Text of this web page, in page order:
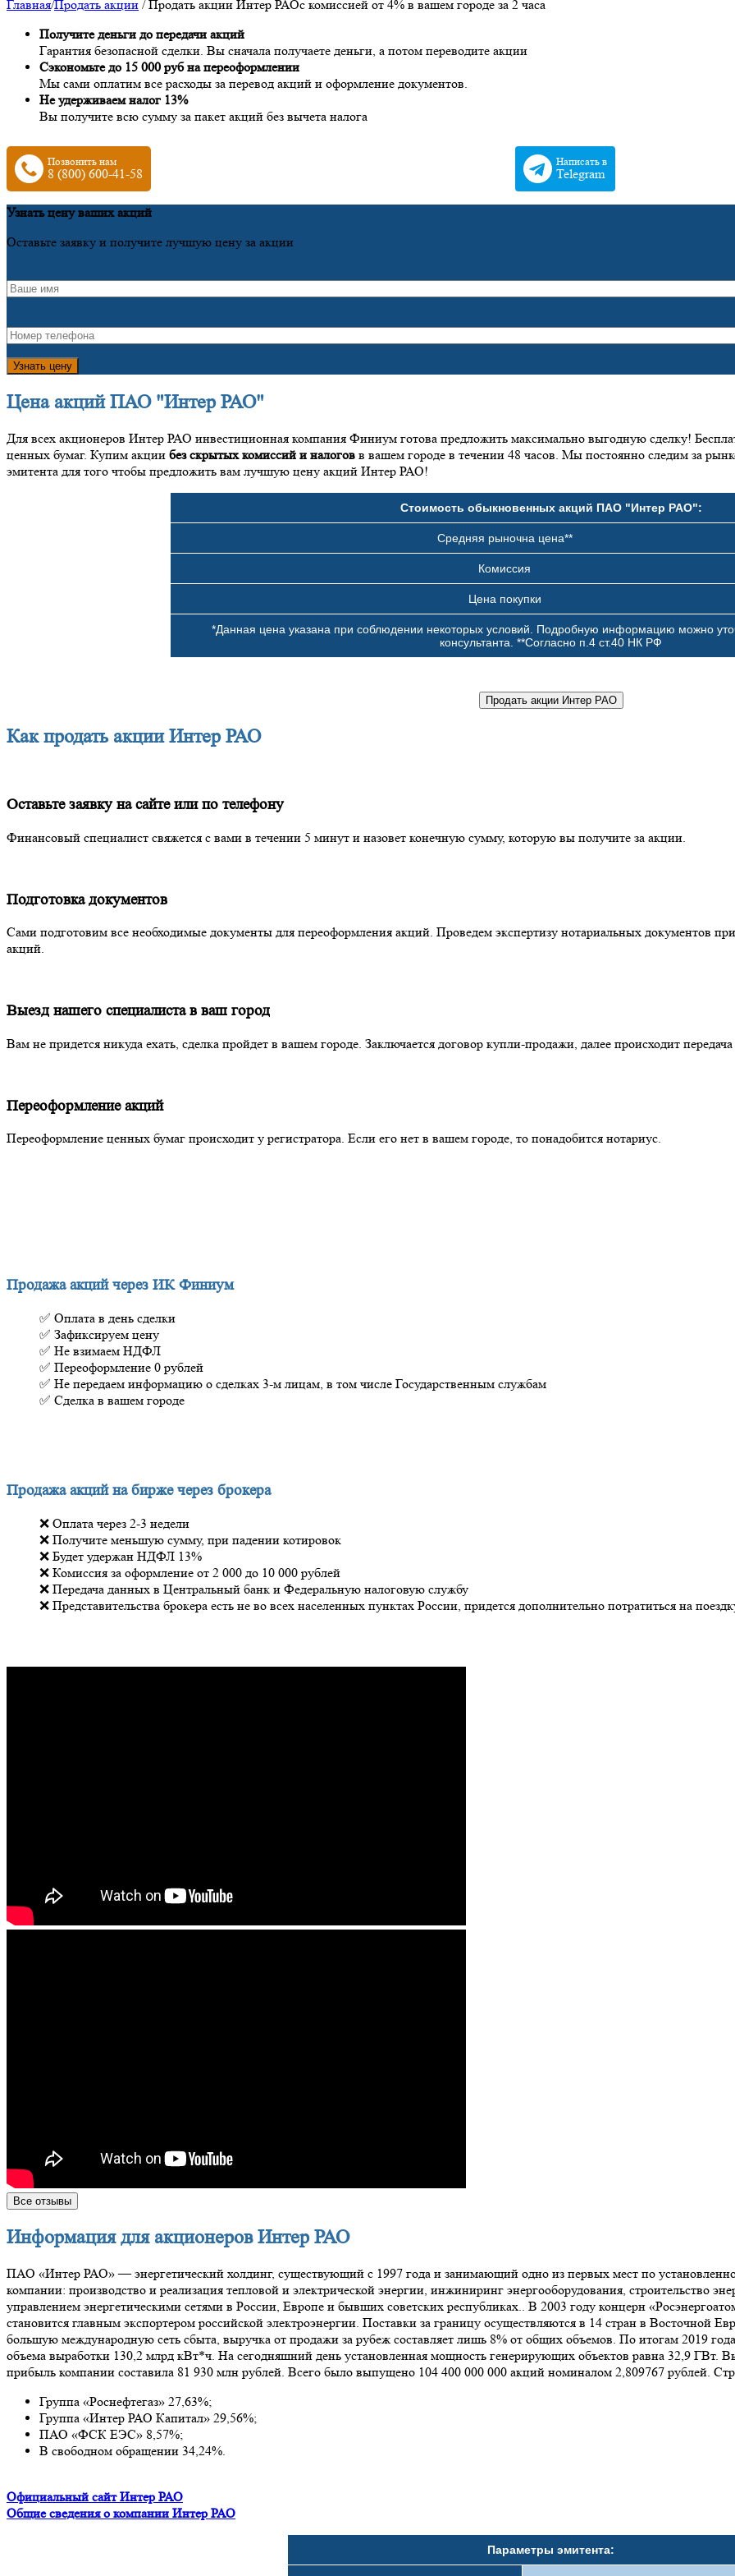
с комиссией от 4% в вашем городе за 2 часа
Главная/Продать акции / Продать акции Интер РАО
Получите деньги до передачи акций
Гарантия безопасной сделки. Вы сначала получаете деньги, а потом переводите акции
Сэкономьте до 15 000 руб на переоформлении
Мы сами оплатим все расходы за перевод акций и оформление документов.
Не удерживаем налог 13%
Вы получите всю сумму за пакет акций без вычета налога
Позвонить нам
8 (800) 600-41-58
Написать в
Telegram
Узнать цену ваших акций
Оставьте заявку и получите лучшую цену за акции
Цена акций ПАО "Интер РАО"
Для всех акционеров Интер РАО инвестиционная компания Финиум готова предложить максимально выгодную сделку!
ценных бумаг. Купим акции без скрытых комиссий и налогов в вашем городе в течении 48 часов. Мы постоянно следим за
эмитента для того чтобы предложить вам лучшую цену акций Интер РАО!
Стоимость обыкновенных акций ПАО "Интер РАО":
Средняя рыночна цена**
Комиссия
Цена покупки
*Данная цена указана при соблюдении некоторых условий. Подробную информацию можно
консультанта. **Согласно п.4 ст.40 НК РФ
Продать акции Интер РАО
Как продать акции Интер РАО
Оставьте заявку на сайте или по телефону
Финансовый специалист свяжется с вами в течении 5 минут и назовет конечную сумму, которую вы получите за акции.
Подготовка документов
Сами подготовим все необходимые документы для переоформления акций. Проведем экспертизу нотариальных документов
акций.
Выезд нашего специалиста в ваш город
Вам не придется никуда ехать, сделка пройдет в вашем городе. Заключается договор купли-продажи, далее происходит
Переоформление акций
Переоформление ценных бумаг происходит у регистратора. Если его нет в вашем городе, то понадобится нотариус.
Продажа акций через ИК Финиум
✅ Оплата в день сделки
✅ Зафиксируем цену
✅ Не взимаем НДФЛ
✅ Переоформление 0 рублей
✅ Не передаем информацию о сделках 3-м лицам, в том числе Государственным службам
✅ Сделка в вашем городе
Продажа акций на бирже через брокера
❌ Оплата через 2-3 недели
❌ Получите меньшую сумму, при падении котировок
❌ Будет удержан НДФЛ 13%
❌ Комиссия за оформление от 2 000 до 10 000 рублей
❌ Передача данных в Центральный банк и Федеральную налоговую службу
❌ Представительства брокера есть не во всех населенных пунктах России, придется дополнительно потратиться на
Все отзывы
Информация для акционеров Интер РАО
ПАО «Интер РАО» — энергетический холдинг, существующий с 1997 года и занимающий одно из первых мест по
компании: производство и реализация тепловой и электрической энергии, инжиниринг энергооборудования, строительство
управлением энергетическими сетями в России, Европе и бывших советских республиках.. В 2003 году концерн
становится главным экспортером российской электроэнергии. Поставки за границу осуществляются в 14 стран в Восточной
большую международную сеть сбыта, выручка от продажи за рубеж составляет лишь 8% от общих объемов. По итогам 2019
объема выработки 130,2 млрд кВт*ч. На сегодняшний день установленная мощность генерирующих объектов равна 32,9 ГВт.
прибыль компании составила 81 930 млн рублей. Всего было выпущено 104 400 000 000 акций номиналом 2,809767 рублей.
Группа «Роснефтегаз» 27,63%;
Группа «Интер РАО Капитал» 29,56%;
ПАО «ФСК ЕЭС» 8,57%;
В свободном обращении 34,24%.
Официальный сайт Интер РАО
Общие сведения о компании Интер РАО
Параметры эмитента: